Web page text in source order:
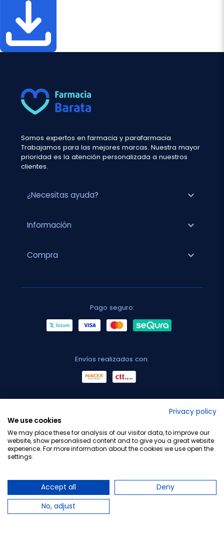
Somos expertos en farmacia y parafarmacia.
Trabajamos para las mejores marcas. Nuestra mayor
prioridad es la atención personalizada a nuestros
clientes.
¿Necesitas ayuda? expand_more
Información expand_more
Compra expand_more
Pago seguro:
Envíos realizados con:
Privacy policy
We use cookies
We may place these for analysis of our visitor data, to improve our
website, show personalised content and to give you a great website
experience. For more information about the cookies we use open the
settings.
Accept all
Deny
No, adjust